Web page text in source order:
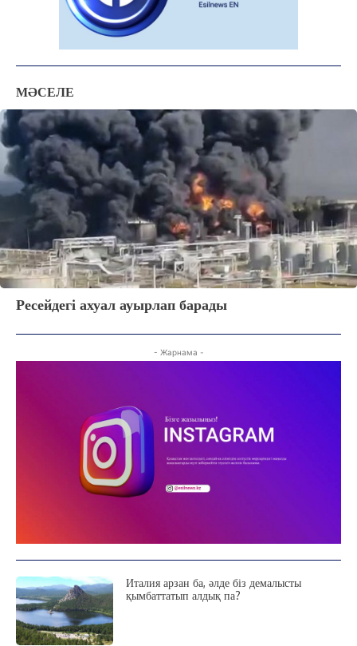
ЖАҢАЛЫҚТАР
ОҚИҒА
КӨЗҚАРАС
ЗЕРТТЕУ
СҰХБАТ
АРНАЙЫ ЖОБА
ӘЛЕУМЕТ
ҚҰҚЫҚ
ШЕЖІРЕ
ТЫЛСЫМ
ФОТО ДӘЙЕК
Kokshetau
Жоба туралы Байланыс Жарнама
МӘСЕЛЕ
Ресейдегі ахуал ауырлап барады
- Жарнама -
Италия арзан ба, әлде біз демалысты
қымбаттатып алдық па?